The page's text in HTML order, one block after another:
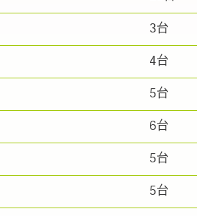
3台
4台
5台
6台
5台
5台